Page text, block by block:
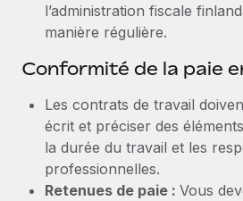
l’administration fiscale
manière régulière.
Conformité de la paie
Les contrats de travail
écrit et préciser des
la durée du travail et les
professionnelles.
Retenues de paie : Vous